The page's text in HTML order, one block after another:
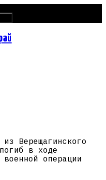
Верещагинского
в ходе
военной операции